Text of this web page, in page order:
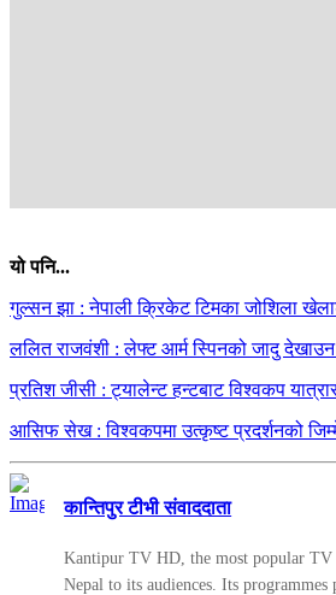
यो पनि...
गुल्सन झा : नेपाली क्रिकेट टिमका जोशिला
ललित राजवंशी : लेफ्ट आर्म स्पिनको जादु देखाउन
प्रतिश जीसी : ट्यालेन्ट हन्टबाट विश्वकप
आसिफ सेख : विश्वकपमा उत्कृष्ट प्रदर्शनको
कान्तिपुर टीभी संवाददाता
Kantipur TV HD, the most popular TV
Nepal to its audiences. Its programmes